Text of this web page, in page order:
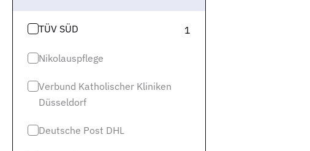
TÜV SÜD 1
Nikolauspflege
Verbund Katholischer Kliniken
Düsseldorf
Deutsche Post DHL